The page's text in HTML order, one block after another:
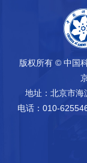
版权所有 © 中国
地址：北京市海
电话：010-